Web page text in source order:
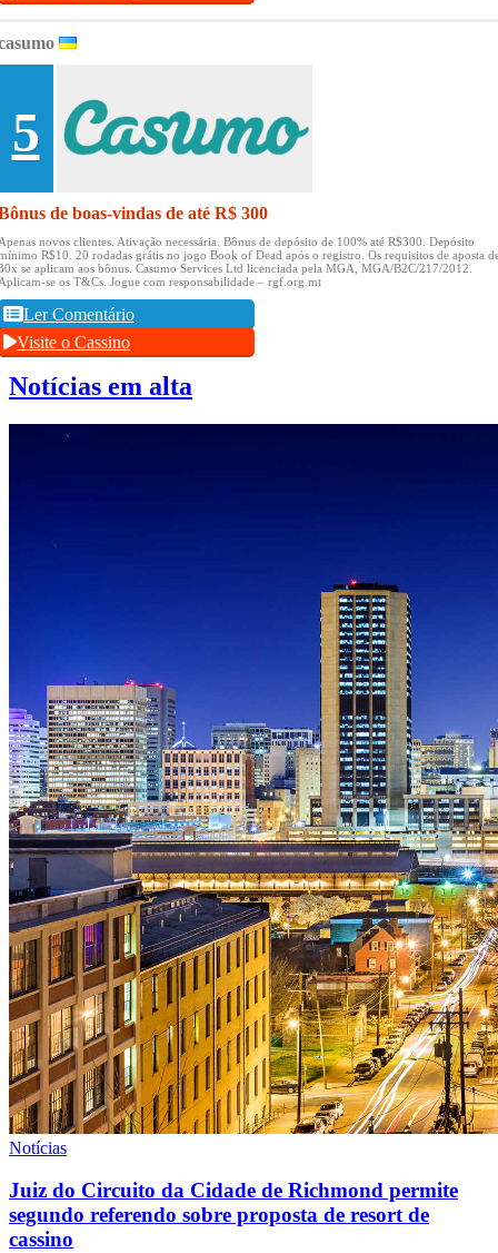
5
de boas-vindas de até R$ 300
novos clientes. Ativação necessária. Bônus de depósito de 100% até R$300. Depósito
R$10. 20 rodadas grátis no jogo Book of Dead após o registro. Os requisitos de aposta
se aplicam aos bônus. Casumo Services Ltd licenciada pela MGA, MGA/B2C/217/2012.
se os T&Cs. Jogue com responsabilidade – rgf.org.mt
Ler Comentário
Visite o Cassino
Notícias em alta
Notícias
Juiz do Circuito da Cidade de Richmond permite
segundo referendo sobre proposta de resort de
cassino